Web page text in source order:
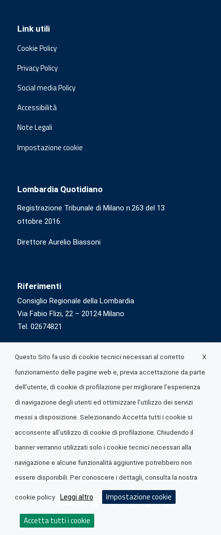
Link utili
Cookie Policy
Privacy Policy
Social media Policy
Accessibilità
Note Legali
Impostazione cookie
Lombardia Quotidiano
Registrazione Tribunale di Milano n.263 del 13
ottobre 2016.
Direttore Aurelio Biassoni
Riferimenti
Consiglio Regionale della Lombardia
Via Fabio Flizi, 22 – 20124 Milano
Tel. 02674821
© 2026 Lombardia Quotidiano è realizzato daA.R.I.A.
Seguici su
X
Questo Sito fa uso di cookie tecnici necessari al corretto
funzionamento delle pagine web e, previa accettazione da parte
dell’utente, di cookie di profilazione per migliorare l’esperienza
di navigazione degli utenti ed ottimizzare l’utilizzo dei servizi
messi a disposizione. Selezionando Accetta tutti i cookie si
acconsente all’utilizzo di cookie di profilazione. Chiudendo il
banner verranno utilizzati solo i cookie tecnici necessari alla
navigazione e alcune funzionalità aggiuntive potrebbero non
essere disponibili. Per conoscere i dettagli, consulta la nostra
cookie policy Leggi altro Impostazione cookie
Accetta tutti i cookie